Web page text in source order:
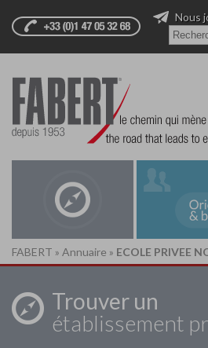
Nous
FABERT » Annuaire » ECOLE PRIVEE
Trouver un
établissement